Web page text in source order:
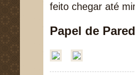
feito chegar até
Papel de